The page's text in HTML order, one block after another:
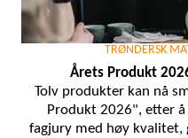
TRØNDERSK
Årets Produkt
Tolv produkter kan nå
Produkt 2026", etter
fagjury med høy kvalitet,